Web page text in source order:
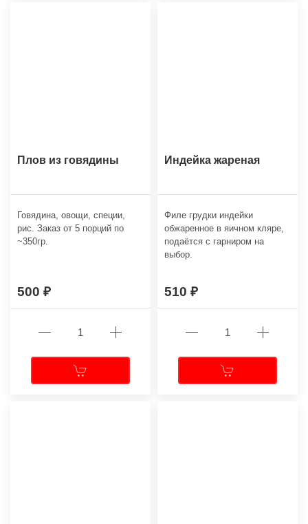
Плов из говядины
Говядина, овощи, специи,
рис. Заказ от 5 порций по
~350гр.
500
Индейка жареная
Филе грудки индейки
обжаренное в яичном кляре,
подаётся с гарниром на
выбор.
510